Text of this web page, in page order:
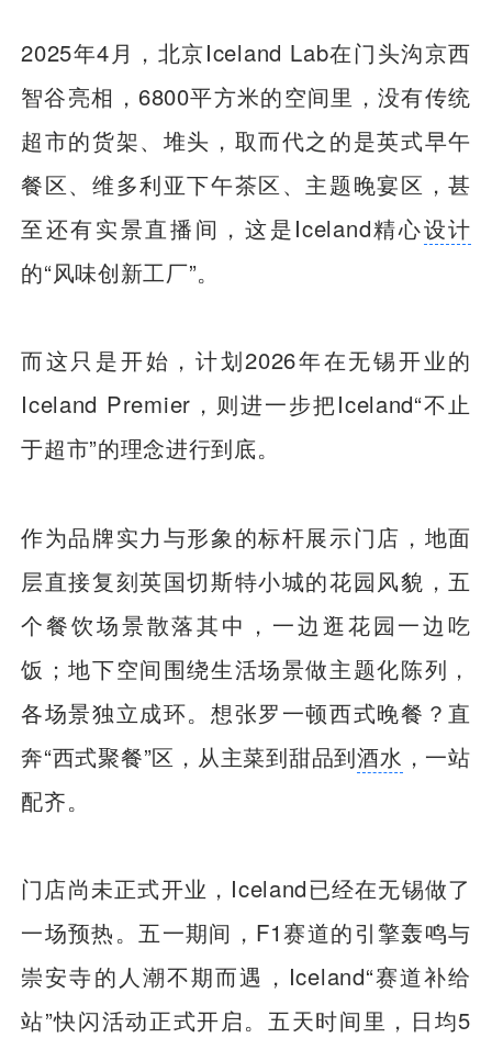
2025年4月，北京Iceland Lab在门头沟京西
智谷亮相，6800平方米的空间里，没有传统
超市的货架、堆头，取而代之的是英式早午
餐区、维多利亚下午茶区、主题晚宴区，甚
至还有实景直播间，这是Iceland精心设计
的“风味创新工厂”。
而这只是开始，计划2026年在无锡开业的
Iceland Premier，则进一步把Iceland“不止
于超市”的理念进行到底。
作为品牌实力与形象的标杆展示门店，地面
层直接复刻英国切斯特小城的花园风貌，五
个餐饮场景散落其中，一边逛花园一边吃
饭；地下空间围绕生活场景做主题化陈列，
各场景独立成环。想张罗一顿西式晚餐？直
奔“西式聚餐”区，从主菜到甜品到酒水 ，一站
配齐。
门店尚未正式开业，Iceland已经在无锡做了
一场预热。五一期间，F1赛道的引擎轰鸣与
崇安寺的人潮不期而遇，Iceland“赛道补给
站”快闪活动正式开启。五天时间里，日均5